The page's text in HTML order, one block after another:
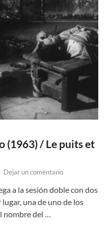
(1963) / Le puits et
Dejar un comentario
a la sesión doble con dos
una de uno de los
del …